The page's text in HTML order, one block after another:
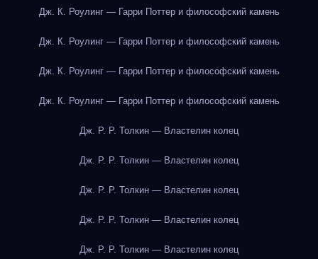
Дж. К. Роулинг — Гарри Поттер и философский камень
Дж. К. Роулинг — Гарри Поттер и философский камень
Дж. К. Роулинг — Гарри Поттер и философский камень
Дж. К. Роулинг — Гарри Поттер и философский камень
Дж. Р. Р. Толкин — Властелин колец
Дж. Р. Р. Толкин — Властелин колец
Дж. Р. Р. Толкин — Властелин колец
Дж. Р. Р. Толкин — Властелин колец
Дж. Р. Р. Толкин — Властелин колец